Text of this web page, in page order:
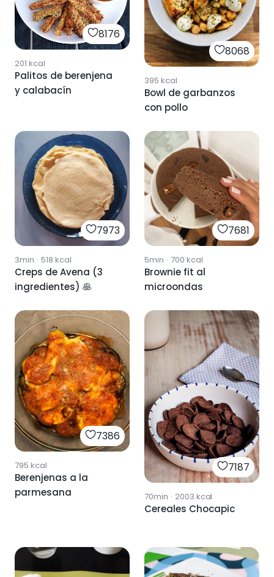
8176
201 kcal
Palitos de berenjena
y calabacín
8068
395 kcal
Bowl de garbanzos
con pollo
7973
3min · 518 kcal
Creps de Avena (3
ingredientes) 🥞
7681
5min · 700 kcal
Brownie fit al
microondas
7386
795 kcal
Berenjenas a la
parmesana
7187
70min · 2003 kcal
Cereales Chocapic